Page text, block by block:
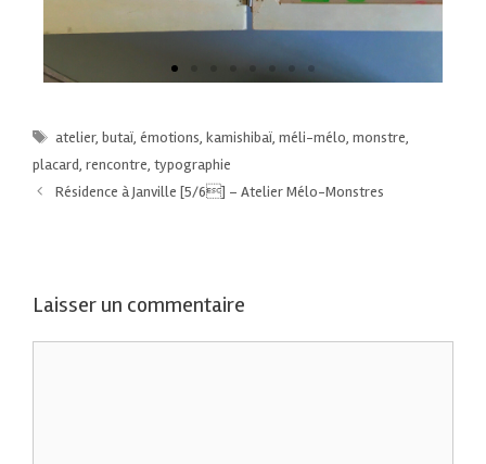
atelier,butaï,émotions,kamishibaï,méli-mélo,monstre,
placard, rencontre, typographie
Résidence à Janville [5/6] – Atelier Mélo-Monstres
Laisser un commentaire